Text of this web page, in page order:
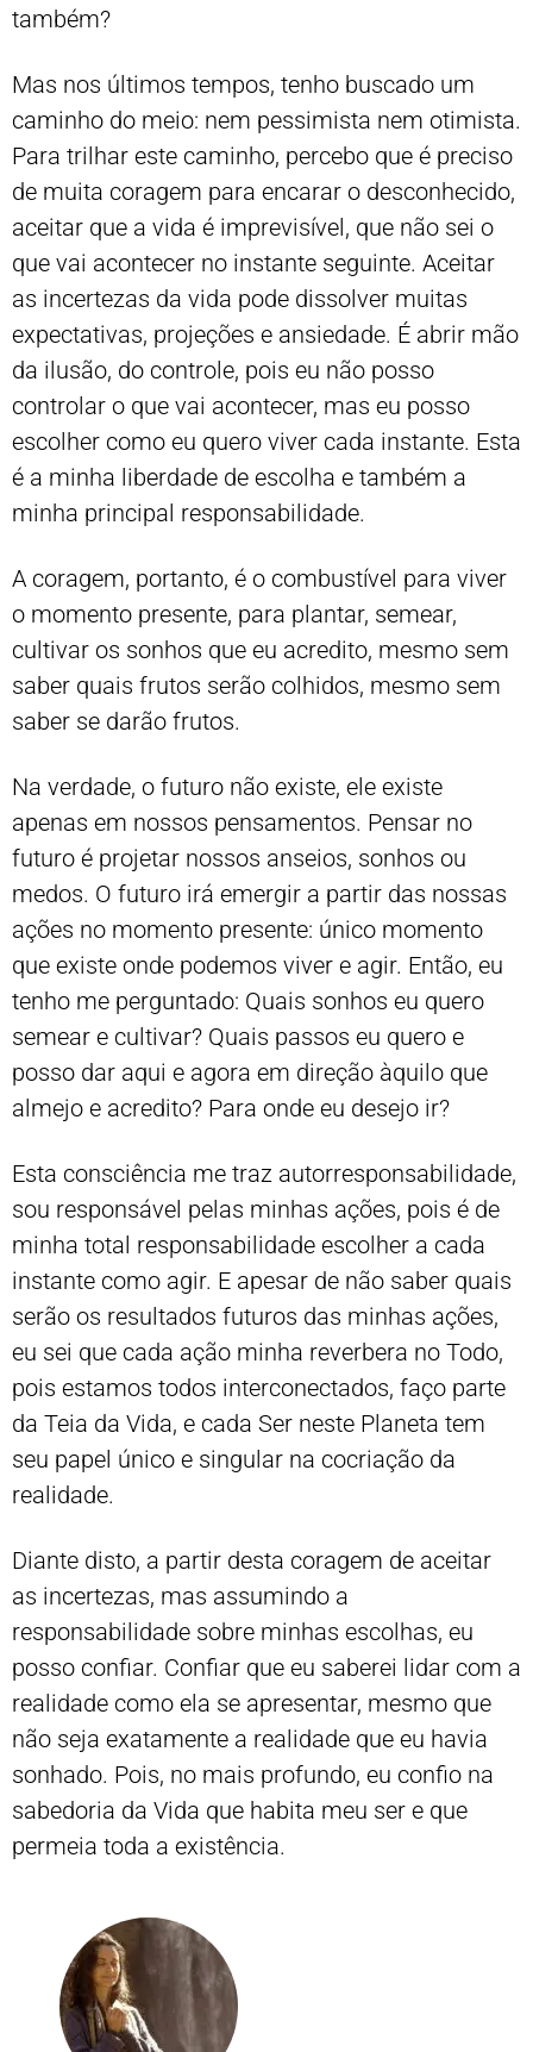
também?
Mas nos últimos tempos, tenho buscado um
caminho do meio: nem pessimista nem otimista.
Para trilhar este caminho, percebo que é preciso
de muita coragem para encarar o desconhecido,
aceitar que a vida é imprevisível, que não sei o
que vai acontecer no instante seguinte. Aceitar
as incertezas da vida pode dissolver muitas
expectativas, projeções e ansiedade. É abrir mão
da ilusão, do controle, pois eu não posso
controlar o que vai acontecer, mas eu posso
escolher como eu quero viver cada instante. Esta
é a minha liberdade de escolha e também a
minha principal responsabilidade.
A coragem, portanto, é o combustível para viver
o momento presente, para plantar, semear,
cultivar os sonhos que eu acredito, mesmo sem
saber quais frutos serão colhidos, mesmo sem
saber se darão frutos.
Na verdade, o futuro não existe, ele existe
apenas em nossos pensamentos. Pensar no
futuro é projetar nossos anseios, sonhos ou
medos. O futuro irá emergir a partir das nossas
ações no momento presente: único momento
que existe onde podemos viver e agir. Então, eu
tenho me perguntado: Quais sonhos eu quero
semear e cultivar? Quais passos eu quero e
posso dar aqui e agora em direção àquilo que
almejo e acredito? Para onde eu desejo ir?
Esta consciência me traz autorresponsabilidade,
sou responsável pelas minhas ações, pois é de
minha total responsabilidade escolher a cada
instante como agir. E apesar de não saber quais
serão os resultados futuros das minhas ações,
eu sei que cada ação minha reverbera no Todo,
pois estamos todos interconectados, faço parte
da Teia da Vida, e cada Ser neste Planeta tem
seu papel único e singular na cocriação da
realidade.
Diante disto, a partir desta coragem de aceitar
as incertezas, mas assumindo a
responsabilidade sobre minhas escolhas, eu
posso confiar. Confiar que eu saberei lidar com a
realidade como ela se apresentar, mesmo que
não seja exatamente a realidade que eu havia
sonhado. Pois, no mais profundo, eu confio na
sabedoria da Vida que habita meu ser e que
permeia toda a existência.